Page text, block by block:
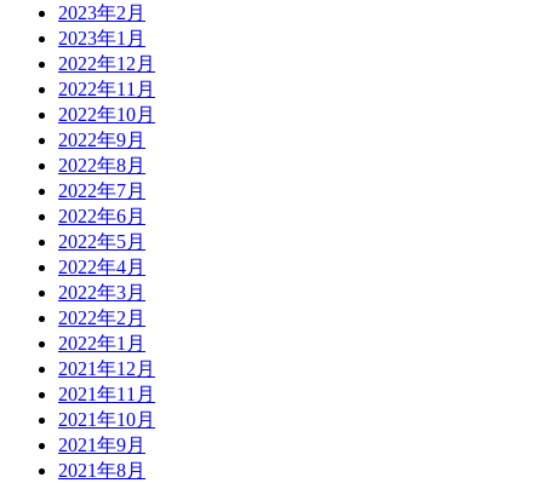
2023年2月
2023年1月
2022年12月
2022年11月
2022年10月
2022年9月
2022年8月
2022年7月
2022年6月
2022年5月
2022年4月
2022年3月
2022年2月
2022年1月
2021年12月
2021年11月
2021年10月
2021年9月
2021年8月